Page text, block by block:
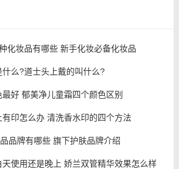
化妆品有哪些 新手化妆必备化妆品
么?道士头上戴的叫什么?
好 郁美净儿童霜四个颜色区别
印怎么办 清洗香水印的四个方法
品牌有哪些 旗下护肤品牌介绍
使用还是晚上 娇兰双管精华效果怎么样